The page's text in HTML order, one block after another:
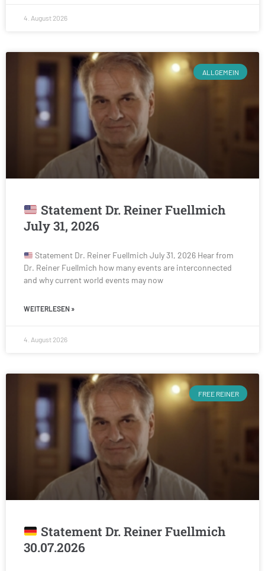
4. August 2026
ALLGEMEIN
Statement Dr. Reiner Fuellmich
July 31, 2026
Statement Dr. Reiner Fuellmich July 31, 2026 Hear from
Dr. Reiner Fuellmich how many events are interconnected
and why current world events may now
WEITERLESEN »
4. August 2026
FREE REINER
Statement Dr. Reiner Fuellmich
30.07.2026